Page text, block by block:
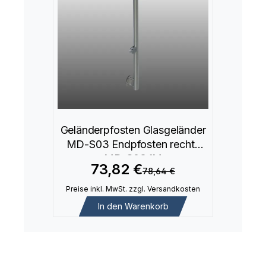
Geländerpfosten Glasgeländer
MD-S03 Endpfosten rechts
MD-S03.1M
73,82 €78,64 €
Preise inkl. MwSt. zzgl. Versandkosten
In den Warenkorb